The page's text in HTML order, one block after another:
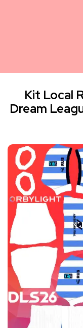
Kit Local
Dream